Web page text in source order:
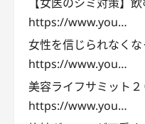
https://www.you…
女性を信じられなくな
https://www.you…
美容ライフサミット２
https://www.you…